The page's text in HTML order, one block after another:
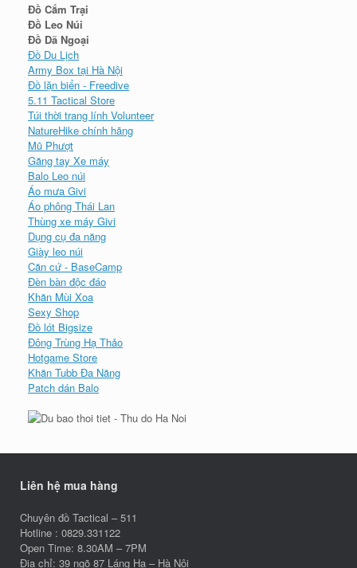
Đồ Cắm Trại
Đồ Leo Núi
Đồ Dã Ngoại
Đồ Du Lịch
Army Box tại Hà Nội
Đồ lặn biển - Freedive
5.11 Tactical Store
Túi thời trang lính Volunteer
NatureHike chính hãng
Mũ Phượt
Găng tay Xe máy
Balo Leo núi
Áo mưa Givi
Áo phông Thái Lan
Thùng xe máy Givi
Dụng cụ đa năng
Giày leo núi
Căn cứ - BaseCamp
Đèn bàn độc đáo
Khăn Mùi Xoa
Sexy Shop
Đồ lót Bigsize
Đông Trùng Hạ Thảo
Hotgame Store
Khăn Tubb Đa Năng
Patch dán Balo
Liên hệ mua hàng
Chuyên đồ Tactical – 511
Hotline : 0829.331122
Open Time: 8.30AM – 7PM
Địa chỉ: 39 ngõ 87 Láng Hạ – Hà Nội